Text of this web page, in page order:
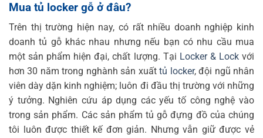
Mua tủ locker gỗ ở đâu?
Trên thị trường hiện nay, có rất nhiều doanh nghiệp kinh
doanh tủ gỗ khác nhau nhưng nếu bạn có nhu cầu mua
một sản phẩm hiện đại, chất lượng. Tại Locker & Lockvới
hơn 30 năm trong nghành sản xuấttủ locker, đội ngũ nhân
viên dày dặn kinh nghiệm; luôn đi đầu thị trường với những
ý tưởng. Nghiên cứu áp dụng các yếu tố công nghệ vào
trong sản phẩm. Các sản phẩm tủ gỗ đựng đồ của chúng
tôi luôn được thiết kế đơn giản. Nhưng vẫn giữ được vẻ